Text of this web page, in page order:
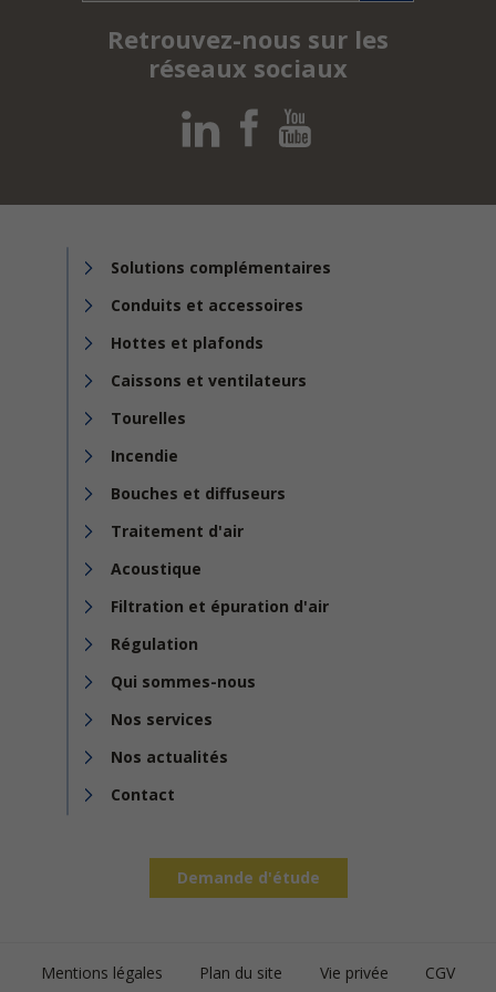
Retrouvez-nous sur les
réseaux sociaux
Solutions complémentaires
Conduits et accessoires
Hottes et plafonds
Caissons et ventilateurs
Tourelles
Incendie
Bouches et diffuseurs
Traitement d'air
Acoustique
Filtration et épuration d'air
Régulation
Qui sommes-nous
Nos services
Nos actualités
Contact
Demande d'étude
Footer
Mentions légales Plan du site Vie privée CGV